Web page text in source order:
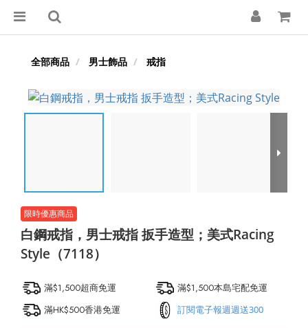
全部商品 男士飾品 戒指
白鋼戒指，男士戒指 扳手造型；美式Racing
Style（7118）
滿$1,500超商免運
滿$1,500本島宅配免運
滿HK$500香港免運
訂閱電子報週週送300